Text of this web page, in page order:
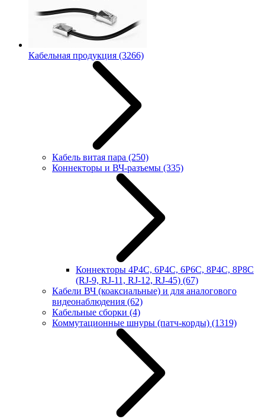
Кабельная продукция (3266)
Кабель витая пара (250)
Коннекторы и ВЧ-разъемы (335)
Коннекторы 4P4C, 6P4C, 6P6C, 8P4C, 8P8C
(RJ-9, RJ-11, RJ-12, RJ-45) (67)
Кабели ВЧ (коаксиальные) и для аналогового
видеонаблюдения (62)
Кабельные сборки (4)
Коммутационные шнуры (патч-корды) (1319)